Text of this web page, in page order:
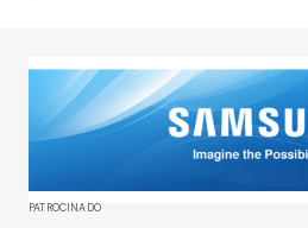
Tu dirección de correo
publicada.Los campos
marcados con*
Comment*
PATROCINADO